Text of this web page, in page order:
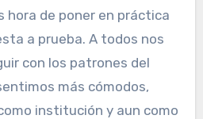
hora de poner en práctica
a prueba. A todos nos
con los patrones del
más cómodos,
institución y aun como